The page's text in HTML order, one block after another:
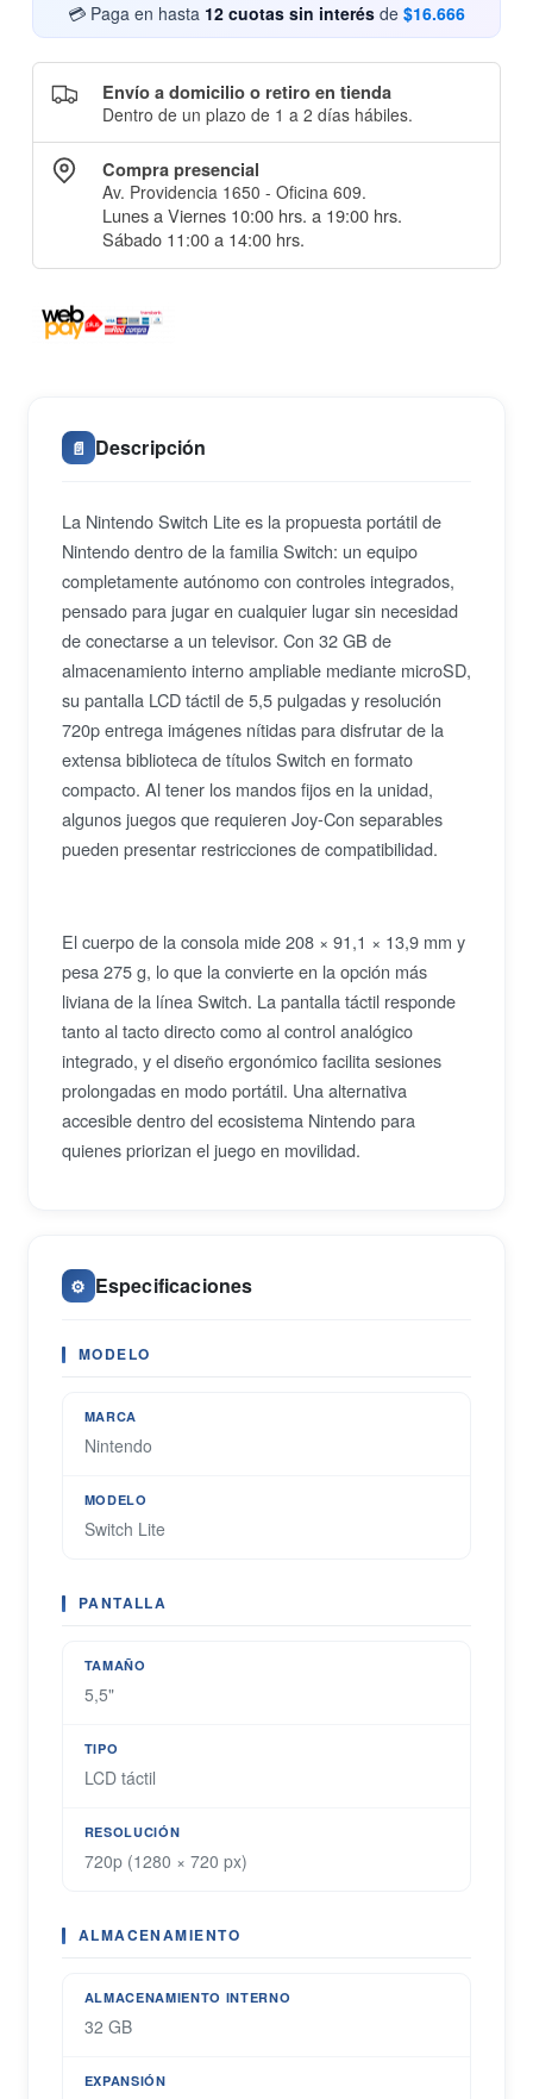
💳 Paga en hasta 12 cuotas sin interés de $16.666
Envío a domicilio o retiro en tienda
Dentro de un plazo de 1 a 2 días hábiles.
Compra presencial
Av. Providencia 1650 - Oficina 609.
Lunes a Viernes 10:00 hrs. a 19:00 hrs.
Sábado 11:00 a 14:00 hrs.
📄 Descripción
La Nintendo Switch Lite es la propuesta portátil de
Nintendo dentro de la familia Switch: un equipo
completamente autónomo con controles integrados,
pensado para jugar en cualquier lugar sin necesidad
de conectarse a un televisor. Con 32 GB de
almacenamiento interno ampliable mediante microSD,
su pantalla LCD táctil de 5,5 pulgadas y resolución
720p entrega imágenes nítidas para disfrutar de la
extensa biblioteca de títulos Switch en formato
compacto. Al tener los mandos fijos en la unidad,
algunos juegos que requieren Joy-Con separables
pueden presentar restricciones de compatibilidad.
El cuerpo de la consola mide 208 × 91,1 × 13,9 mm y
pesa 275 g, lo que la convierte en la opción más
liviana de la línea Switch. La pantalla táctil responde
tanto al tacto directo como al control analógico
integrado, y el diseño ergonómico facilita sesiones
prolongadas en modo portátil. Una alternativa
accesible dentro del ecosistema Nintendo para
quienes priorizan el juego en movilidad.
⚙️ Especificaciones
MODELO
MARCA
Nintendo
MODELO
Switch Lite
PANTALLA
TAMAÑO
5,5"
TIPO
LCD táctil
RESOLUCIÓN
720p (1280 × 720 px)
ALMACENAMIENTO
ALMACENAMIENTO INTERNO
32 GB
EXPANSIÓN